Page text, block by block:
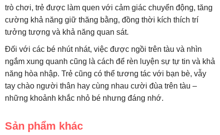
trò chơi, trẻ được làm quen với cảm giác chuyển động, tăng
cường khả năng giữ thăng bằng, đồng thời kích thích trí
tưởng tượng và khả năng quan sát.
Đối với các bé nhút nhát, việc được ngồi trên tàu và nhìn
ngắm xung quanh cũng là cách để rèn luyện sự tự tin và khả
năng hòa nhập. Trẻ cũng có thể tương tác với bạn bè, vẫy
tay chào người thân hay cùng nhau cười đùa trên tàu –
những khoảnh khắc nhỏ bé nhưng đáng nhớ.
Sản phẩm khác